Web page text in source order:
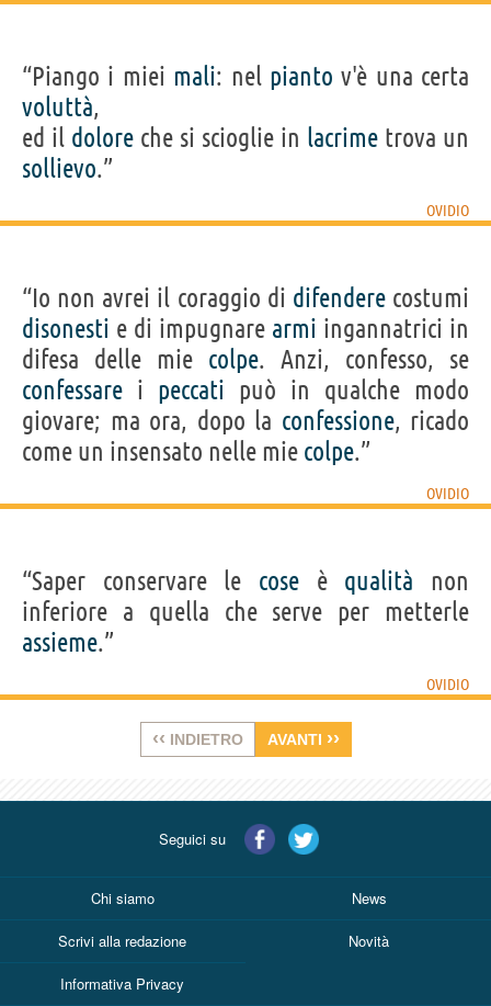
“Piango i miei mali: nel pianto v'è una certa
voluttà,
ed il dolore che si scioglie in lacrime trova un
sollievo.”
OVIDIO
“Io non avrei il coraggio di difenderecostumi
disonesti e di impugnare armi ingannatrici in
difesa delle mie colpe. Anzi, confesso, se
confessare i peccati può in qualche modo
giovare; ma ora, dopo la confessione, ricado
come un insensato nelle mie colpe.”
OVIDIO
“Saper conservare le cose è qualità non
inferiore a quella che serve per metterle
assieme.”
OVIDIO
‹‹ INDIETRO AVANTI ››
Seguici su
Chi siamo News
Scrivi alla redazione Novità
Informativa Privacy